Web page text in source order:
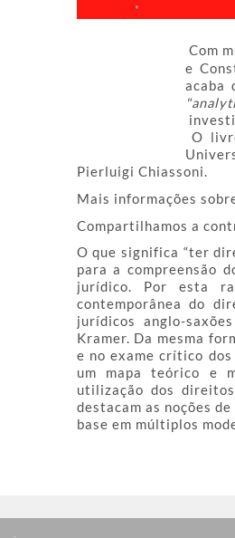
Com
e
acaba
O
Pierluigi Chiassoni.
Mais informações
Compartilhamos a
O que significa “ter
para a compreensão
jurídico. Por esta
contemporânea do
jurídicos anglo-
Kramer. Da mesma
e no exame crítico
um mapa teórico e
utilização dos
destacam as noções
base em múltiplos